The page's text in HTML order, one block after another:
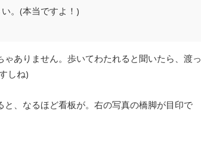
。(本当ですよ！)
ありません。歩いてわたれると聞いたら、渡っ
しね)
、なるほど看板が。右の写真の橋脚が目印で